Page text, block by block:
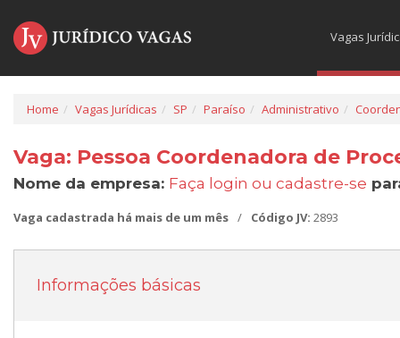
Vagas
Home Vagas Jurídicas SP Paraíso Administrativo
Vaga: Pessoa Coordenadora de
Nome da empresa: Faça login ou cadastre-se
Vaga cadastrada há mais de um mês / Código JV: 2893
Informações básicas